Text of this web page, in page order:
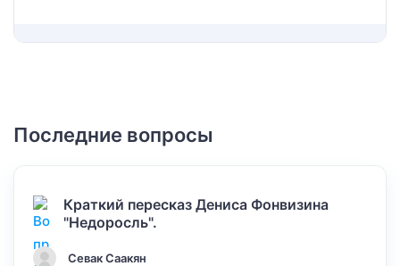
Последние вопросы
Краткий пересказ Дениса Фонвизина
"Недоросль".
Севак Саакян